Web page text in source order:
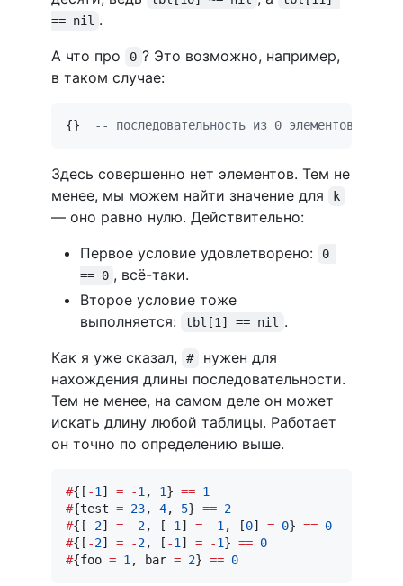
== nil .
А что про
0 ? Это возможно, например,
в таком случае:
{} -- последовательность из 0 элементов
Здесь совершенно нет элементов. Тем не
менее, мы можем найти значение для
k
— оно равно нулю. Действительно:
Первое условие удовлетворено:
0
== 0 , всё-таки.
Второе условие тоже
выполняется:
tbl[1] == nil
.
Как я уже сказал,
#
нужен для
нахождения длины последовательности.
Тем не менее, на самом деле он может
искать длину любой таблицы. Работает
он точно по определению выше.
#{[ -1 ] = -1 , 1} == 1
#{test = 23, 4, 5} == 2
#{[ -2] = -2, [ -1 ] = -1 , [0] = 0} == 0
#{[ -2] = -2, [ -1 ] = -1} == 0
#{foo = 1 , bar = 2} == 0